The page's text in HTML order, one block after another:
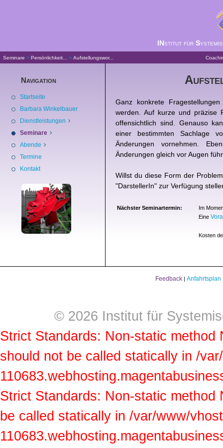
INstitut für S
Seminare > Persönlichkeit... > Aufstellungswor...
Navigation
Startseite
Barbara Winkelbauer
Dienstleistungen
Seminare
Abende
Termine
Kontakt
Ganz konkrete
werden. Auf kurze und präzise
offensichtlich sind. Genauso
einer bestimmten Sachlage
Änderungen vornehmen.
Änderungen gleich vor Augen
Willst du diese Form der
"DarstellerIn" zur Verfügung
Nächster Seminartermin:
Im
Eine
Kosten
Feedback | Anfahrtsplan
© 2026 Institut für
Strict Standards: Non-static
should not be called statically in /
Strict Standards: Non-static
be called statically in /var/www/